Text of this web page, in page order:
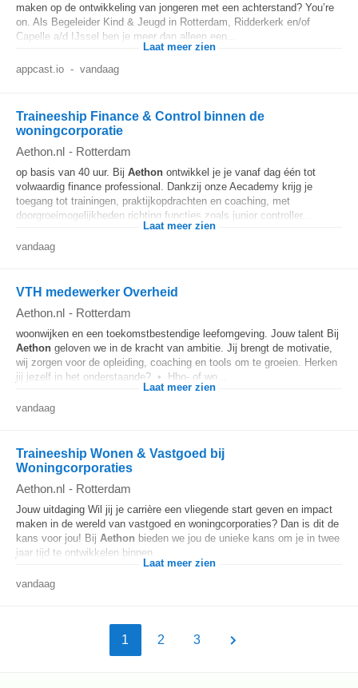
maken op de ontwikkeling van jongeren met een achterstand? You’re
on. Als Begeleider Kind & Jeugd in Rotterdam, Ridderkerk en/of
Capelle a/d IJssel ben je meer dan alleen een...
Laat meer zien
appcast.io - vandaag
Traineeship Finance & Control binnen de
woningcorporatie
Aethon.nl - Rotterdam
op basis van 40 uur. Bij Aethon ontwikkel je je vanaf dag één tot
volwaardig finance professional. Dankzij onze Aecademy krijg je
toegang tot trainingen, praktijkopdrachten en coaching, met
doorgroeimogelijkheden richting functies zoals junior controller...
Laat meer zien
vandaag
VTH medewerker Overheid
Aethon.nl - Rotterdam
woonwijken en een toekomstbestendige leefomgeving. Jouw talent Bij
Aethon geloven we in de kracht van ambitie. Jij brengt de motivatie,
wij zorgen voor de opleiding, coaching en tools om te groeien. Herken
jij jezelf in het onderstaande? • Hbo- of wo...
Laat meer zien
vandaag
Traineeship Wonen & Vastgoed bij
Woningcorporaties
Aethon.nl - Rotterdam
Jouw uitdaging Wil jij je carrière een vliegende start geven en impact
maken in de wereld van vastgoed en woningcorporaties? Dan is dit de
kans voor jou! Bij Aethon bieden we jou de unieke kans om je in twee
jaar tijd te ontwikkelen binnen...
Laat meer zien
vandaag
1 2 3